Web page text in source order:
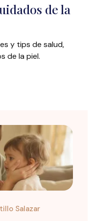
de la
y tips de salud,
de la piel.
Salazar